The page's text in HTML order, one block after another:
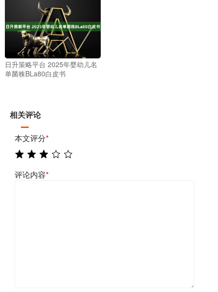
日升策略平台 2025年婴幼儿名
单菌株BLa80白皮书
相关评论
本文评分*
评论内容*